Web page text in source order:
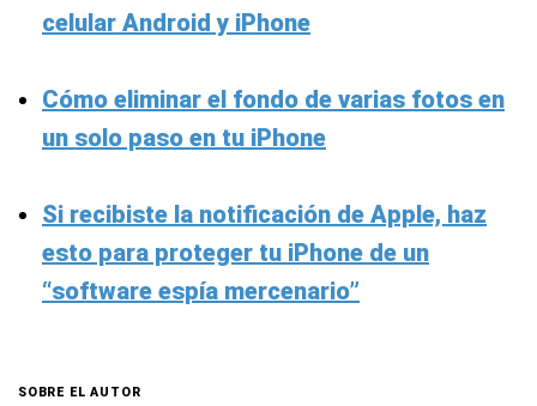
celular Android y iPhone
Cómo eliminar el fondo de varias fotos en
un solo paso en tu iPhone
Si recibiste la notificación de Apple, haz
esto para proteger tu iPhone de un
“software espía mercenario”
SOBRE EL AUTOR